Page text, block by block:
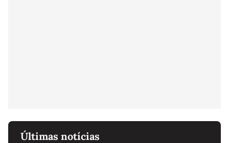
Últimas notícias